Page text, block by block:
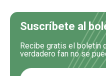
Suscríbete al
Recibe gratis el boletín
verdadero fan no se